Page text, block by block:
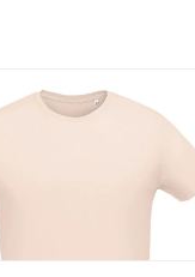
мужская